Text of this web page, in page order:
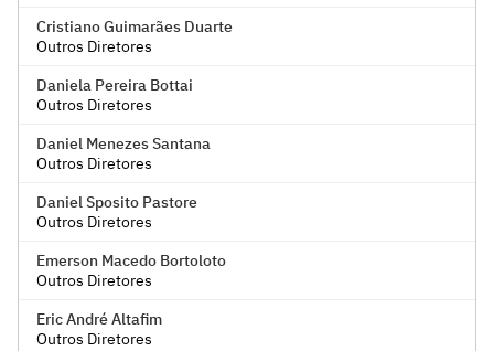
Cristiano Guimarães Duarte
Outros Diretores
Daniela Pereira Bottai
Outros Diretores
Daniel Menezes Santana
Outros Diretores
Daniel Sposito Pastore
Outros Diretores
Emerson Macedo Bortoloto
Outros Diretores
Eric André Altafim
Outros Diretores